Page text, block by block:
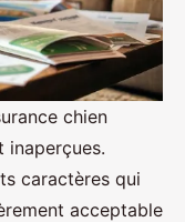
chien
inaperçues.
caractères qui
acceptable